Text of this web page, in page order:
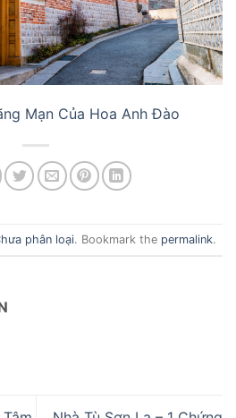
Mạn Của Hoa Anh Đào
phân loại. Bookmark the permalink.